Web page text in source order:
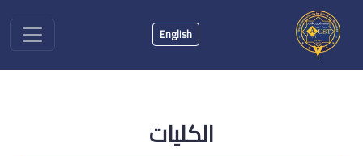
English
الكليات